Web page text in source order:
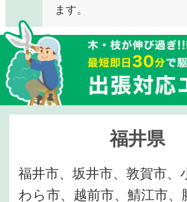
ます。
福井県
福井市、坂井市、敦賀市、
わら市、越前市、鯖江市、